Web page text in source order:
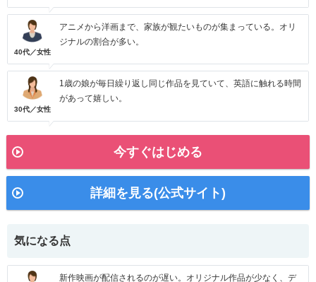
40代／女性
アニメから洋画まで、家族が観たいものが集まっている。オリ
ジナルの割合が多い。
30代／女性
1歳の娘が毎日繰り返し同じ作品を見ていて、英語に触れる時間
があって嬉しい。
今すぐはじめる
詳細を見る(公式サイト)
気になる点
新作映画が配信されるのが遅い。オリジナル作品が少なく、デ